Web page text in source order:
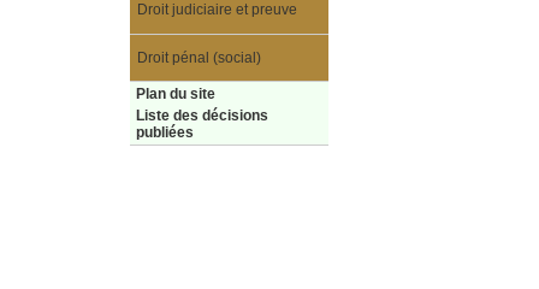
Droit judiciaire et preuve
Droit pénal (social)
Plan du site
Liste des décisions
publiées